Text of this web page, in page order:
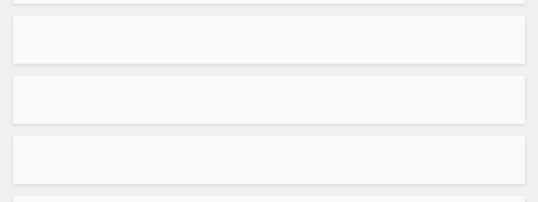
odobrila je dodatne radove na parkovskim stazama i
Konačnom Odlukom o izboru najpovoljnijeg ponuđača